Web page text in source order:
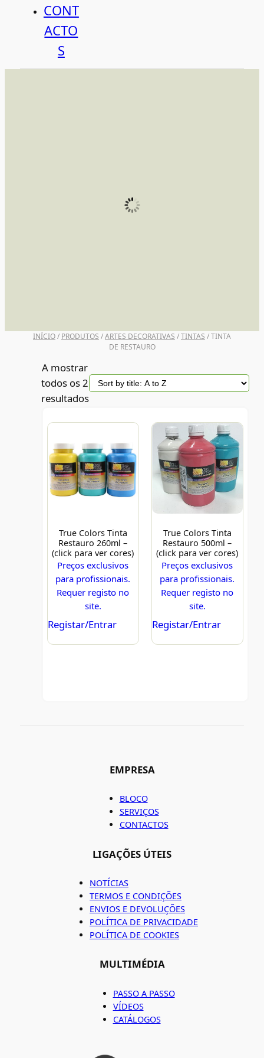
CONT
ACTO
S
INÍCIO/ PRODUTOS /ARTES DECORATIVAS /TINTAS / TINTA
DE RESTAURO
A mostrar
todos os 2
resultados
True Colors Tinta
Restauro 260ml –
(click para ver cores)
Preços exclusivos
para profissionais.
Requer registo no
site.
Registar/Entrar
True Colors Tinta
Restauro 500ml –
(click para ver cores)
Preços exclusivos
para profissionais.
Requer registo no
site.
Registar/Entrar
EMPRESA
BLOCO
SERVIÇOS
CONTACTOS
LIGAÇÕES ÚTEIS
NOTÍCIAS
TERMOS E CONDIÇÕES
ENVIOS E DEVOLUÇÕES
POLÍTICA DE PRIVACIDADE
POLÍTICA DE COOKIES
MULTIMÉDIA
PASSO A PASSO
VÍDEOS
CATÁLOGOS